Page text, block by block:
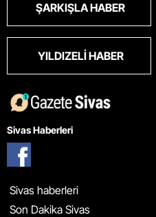
ŞARKIŞLA HABER
YILDIZELI HABER
Sivas Haberleri
Sivas haberleri
Son Dakika Sivas